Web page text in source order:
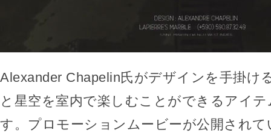
Alexander Chapelin氏がデザインを手掛け
と星空を室内で楽しむことができるアイ
す。プロモーションムービーが公開され